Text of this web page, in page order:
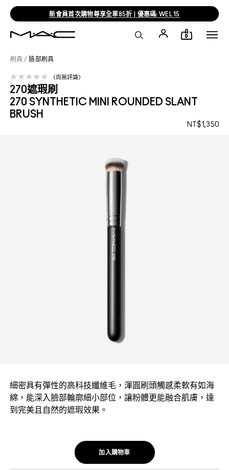
新會員首次購物尊享全單85折 | 優惠碼: WEL15
0
刷具 / 臉部刷具
270遮瑕刷
270 SYNTHETIC MINI ROUNDED SLANT
BRUSH
NT$1,350
尚無評論
細密具有彈性的高科技纖維毛，渾圓刷頭觸感柔軟有如海
綿，能深入臉部輪廓細小部位，讓粉體更能融合肌膚，達
到完美且自然的遮瑕效果。
加入購物車